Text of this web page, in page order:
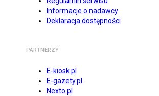
Informacje o nadawcy
Deklaracja dostępności
PARTNERZY
E-kiosk.pl
E-gazety.pl
Nexto.pl